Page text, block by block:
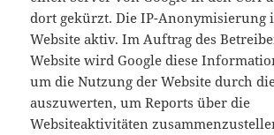
dort gekürzt. Die IP-Anonymisierung
Website aktiv. Im Auftrag des
Website wird Google diese
um die Nutzung der Website durch
auszuwerten, um Reports über die
Websiteaktivitäten